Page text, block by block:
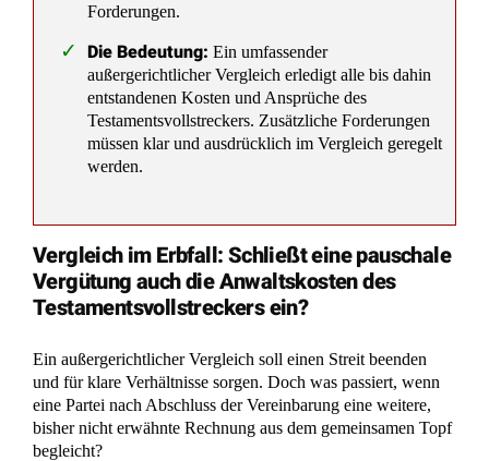
Forderungen.
Die Bedeutung: Ein umfassender
außergerichtlicher Vergleich erledigt alle bis dahin
entstandenen Kosten und Ansprüche des
Testamentsvollstreckers. Zusätzliche Forderungen
müssen klar und ausdrücklich im Vergleich geregelt
werden.
Vergleich im Erbfall: Schließt eine pauschale
Vergütung auch die Anwaltskosten des
Testamentsvollstreckers ein?
Ein außergerichtlicher Vergleich soll einen Streit beenden
und für klare Verhältnisse sorgen. Doch was passiert, wenn
eine Partei nach Abschluss der Vereinbarung eine weitere,
bisher nicht erwähnte Rechnung aus dem gemeinsamen Topf
begleicht?